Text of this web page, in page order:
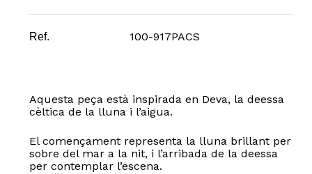
Ref. 100-917PACS
Aquesta peça està inspirada en Deva, la deessa
cèltica de la lluna i l’aigua.
El començament representa la lluna brillant per
sobre del mar a la nit, i l’arribada de la deessa
per contemplar l’escena.